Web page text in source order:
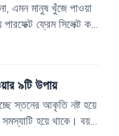
এমন মানুষ খুঁজে পাওয়া
ফ্রেম সিলেক্ট করা
৯টি উপায়
স্তনের আকৃতি নষ্ট হয়ে
হয়ে থাকে। বয়স,